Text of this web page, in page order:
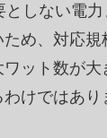
しない電
め、対応規
ット数が大
けではあり